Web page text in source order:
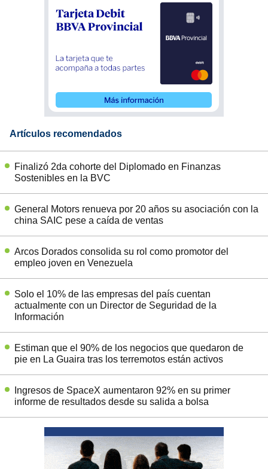
Artículos recomendados
Finalizó 2da cohorte del Diplomado en Finanzas
Sostenibles en la BVC
General Motors renueva por 20 años su asociación con la
china SAIC pese a caída de ventas
Arcos Dorados consolida su rol como promotor del
empleo joven en Venezuela
Solo el 10% de las empresas del país cuentan
actualmente con un Director de Seguridad de la
Información
Estiman que el 90% de los negocios que quedaron de
pie en La Guaira tras los terremotos están activos
Ingresos de SpaceX aumentaron 92% en su primer
informe de resultados desde su salida a bolsa